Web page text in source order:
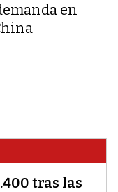
en
tras las